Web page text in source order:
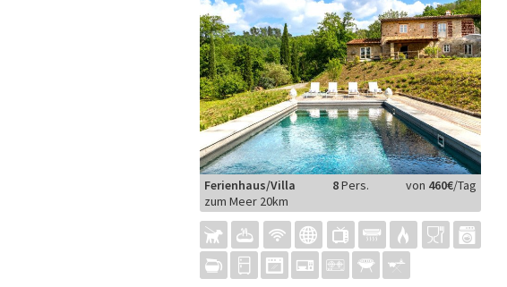
Ferienhaus/Villa 8Pers. von 460€/Tag
zum Meer 20km